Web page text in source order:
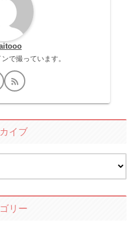
で撮っています。
イブ
リー